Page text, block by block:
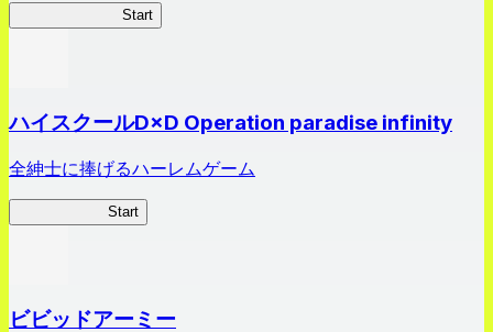
Start
ハイスクールD×D Operation paradise infinity
全紳士に捧げるハーレムゲーム
Start
ビビッドアーミー